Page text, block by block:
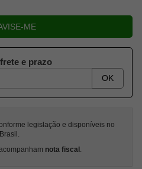
ME
e prazo
OK
legislação e disponíveis no
Brasil.
nota fiscal.